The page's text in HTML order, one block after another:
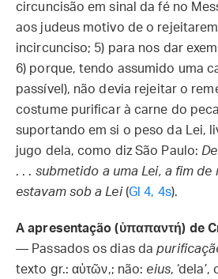
circuncisão em sinal da fé no
aos judeus motivo de o
incircunciso; 5) para nos dar
6) porque, tendo assumido uma
passível), não devia rejeitar o
costume purificar à carne do
suportando em si o peso da Lei,
jugo dela, como diz São Paulo:
. . . submetido a uma Lei, a fim de
estavam sob a Lei(Gl 4, 4s).
A apresentação (ὑπαπαντή) de
— Passados os dias da
texto gr.: αὐτῶν,; não: eius,